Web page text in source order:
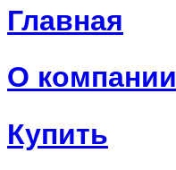
Главная
О компании
Купить